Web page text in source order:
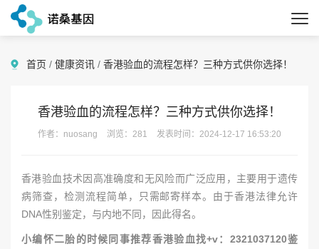
首页 / 健康资讯 / 香港验血的流程怎样？三种方式供你选择！
香港验血的流程怎样？三种方式供你选择！
作者：nuosang 浏览：281 发表时间：2024-12-17 16:53:20
香港验血技术因高准确度和无风险而广泛应用，主要用于遗传
病筛查，检测流程简单，只需邮寄样本。由于香港法律允许
DNA性别鉴定，与内地不同，因此得名。
小编怀二胎的时候同事推荐香港验血找+v：2321037120鉴